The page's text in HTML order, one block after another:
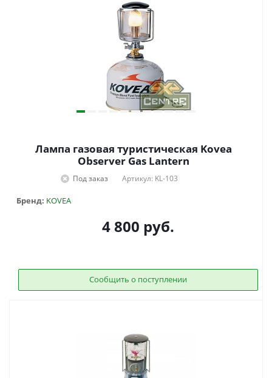
Лампа газовая туристическая Kovea
Observer Gas Lantern
Под заказ Артикул: KL-103
Бренд: KOVEA
4 800 руб.
Сообщить о поступлении